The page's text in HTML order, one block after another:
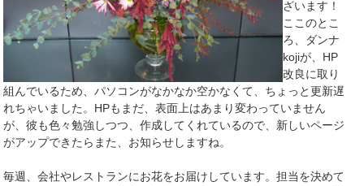
ざいます！
ここのとこ
ろ、ダンナ
kojiが、HP
改良に取り
組んでいるため、パソコンがなかなか空かなくて、ちょっと更新遅
れちゃいました。HPもまだ、表面上はあまり変わっていません
が、彼も色々勉強しつつ、作成してくれているので、新しいページ
がアップできたらまた、お知らせしますね。
毎週、会社やレストランにお花をお届けしています。担当を決めて